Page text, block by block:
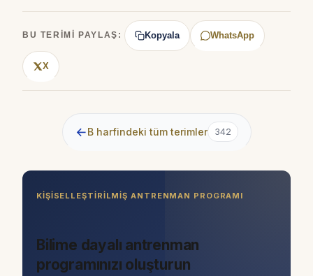
BU TERIMI PAYLAŞ: Kopyala WhatsApp
X
←B harfindeki tüm terimler 342
KIŞISELLEŞTIRILMIŞ ANTRENMAN PROGRAMI
Bilime dayalı antrenman
programınızı oluşturun